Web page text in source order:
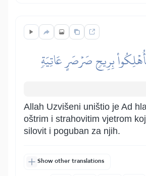
بِرِيحٖ صَرۡصَرٍ عَاتِيَةٖ
Allah Uzvišeni uništio je Ad
oštrim i strahovitim vjetrom
silovit i poguban za njih.
Show other translations